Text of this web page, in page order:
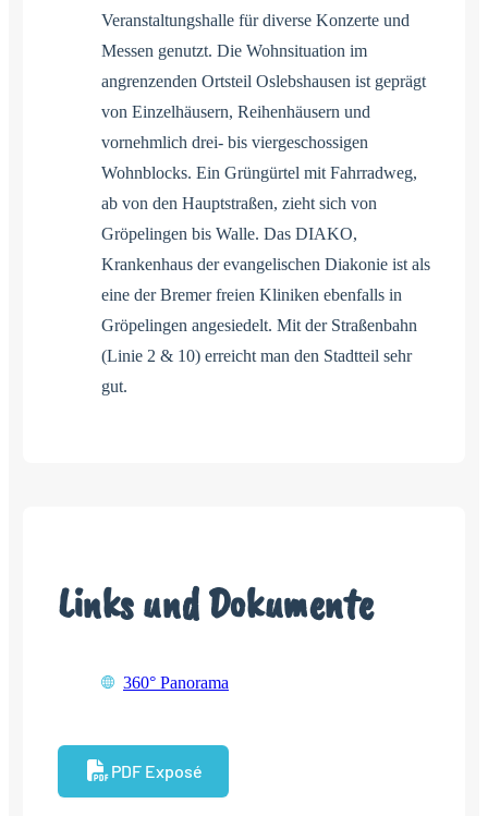
Veranstaltungshalle für diverse Konzerte und
Messen genutzt. Die Wohnsituation im
angrenzenden Ortsteil Oslebshausen ist geprägt
von Einzelhäusern, Reihenhäusern und
vornehmlich drei- bis viergeschossigen
Wohnblocks. Ein Grüngürtel mit Fahrradweg,
ab von den Hauptstraßen, zieht sich von
Gröpelingen bis Walle. Das DIAKO,
Krankenhaus der evangelischen Diakonie ist als
eine der Bremer freien Kliniken ebenfalls in
Gröpelingen angesiedelt. Mit der Straßenbahn
(Linie 2 & 10) erreicht man den Stadtteil sehr
gut.
Links und Dokumente
360° Panorama
PDF Exposé